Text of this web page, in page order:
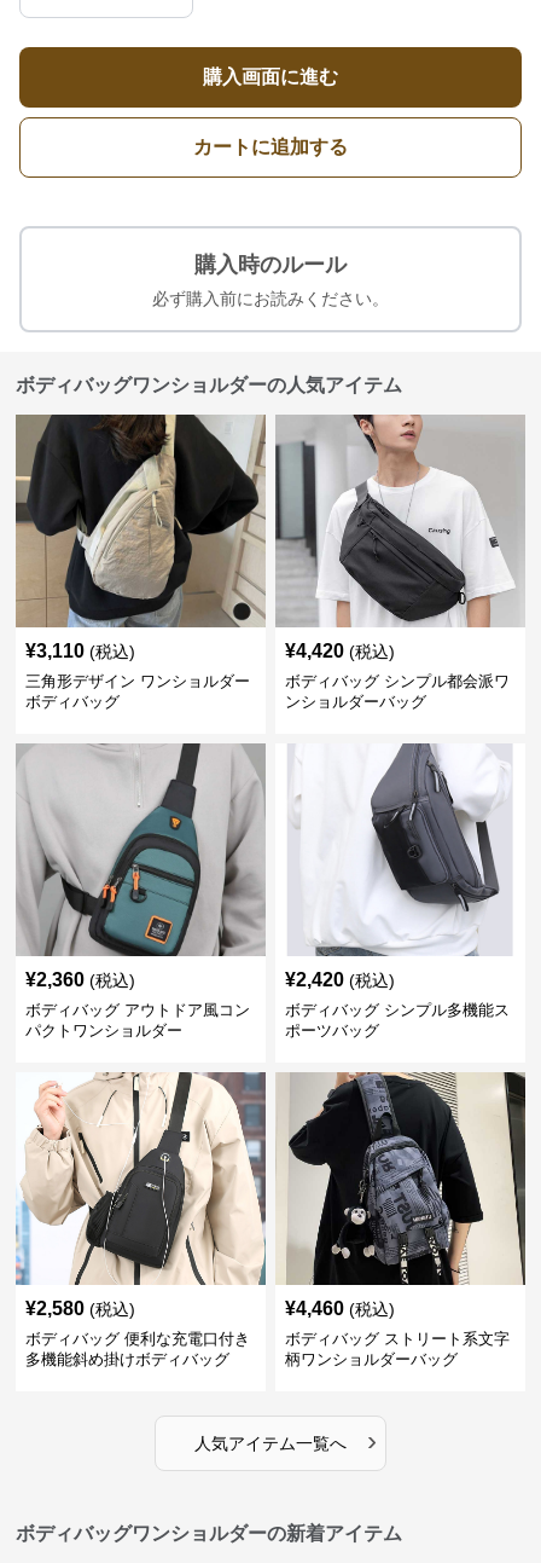
購入画面に進む
カートに追加する
購入時のルール
必ず購入前にお読みください。
ボディバッグワンショルダーの人気アイテム
¥3,110 (税込)
三角形デザイン ワンショルダー
ボディバッグ
¥4,420 (税込)
ボディバッグ シンプル都会派ワ
ンショルダーバッグ
¥2,360 (税込)
ボディバッグ アウトドア風コン
パクトワンショルダー
¥2,420 (税込)
ボディバッグ シンプル多機能ス
ポーツバッグ
¥2,580 (税込)
ボディバッグ 便利な充電口付き
多機能斜め掛けボディバッグ
¥4,460 (税込)
ボディバッグ ストリート系文字
柄ワンショルダーバッグ
人気アイテム一覧へ ›
ボディバッグワンショルダーの新着アイテム